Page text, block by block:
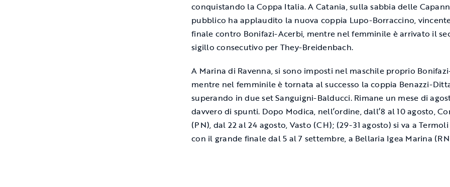
conquistando la Coppa Italia. A Catania, sulla sabbia delle
pubblico ha applaudito la nuova coppia Lupo-Borraccino,
finale contro Bonifazi-Acerbi, mentre nel femminile è arrivato il
sigillo consecutivo per They-Breidenbach.
A Marina di Ravenna, si sono imposti nel maschile proprio
mentre nel femminile è tornata al successo la coppia Benazzi-
superando in due set Sanguigni-Balducci. Rimane un mese di
davvero di spunti. Dopo Modica, nell’ordine, dall’8 al 10 agosto,
(PN), dal 22 al 24 agosto, Vasto (CH); (29-31 agosto) si va a
con il grande finale dal 5 al 7 settembre, a Bellaria Igea Marina